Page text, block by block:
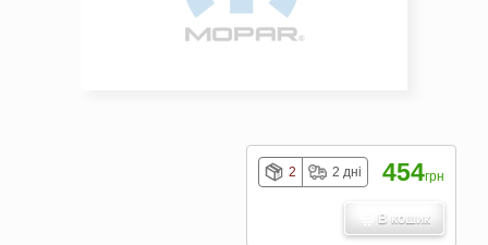
2 2 дні 454грн
В кошик